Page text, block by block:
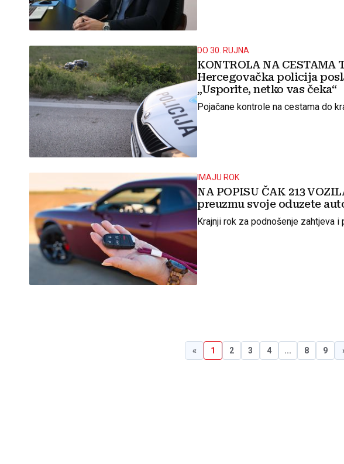
DO 30. RUJNA
KONTROLA NA CESTAMA
Hercegovačka policija
„Usporite, netko vas čeka“
Pojačane kontrole na cestama do
IMAJU ROK
NA POPISU ČAK 213
preuzmu svoje oduzete
Krajnji rok za podnošenje zahtjeva
« 1 2 3 4 ... 8 9